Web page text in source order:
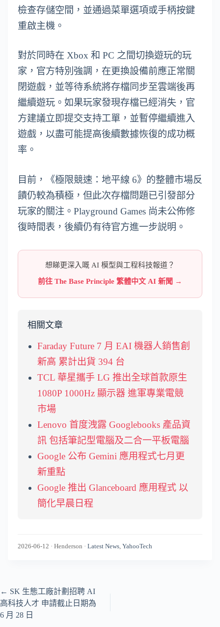
檢查存儲空間，並通過菜單選項或手柄按鍵
重啟主機。
對於同時在 Xbox 和 PC 之間切換遊玩的玩
家，官方特別強調，在更換設備前應正常關
閉遊戲，並等待系統將存檔同步至雲端後再
繼續遊玩。如果玩家發現存檔已經消失，官
方建議立即提交支持工單，並暫停繼續進入
遊戲，以盡可能提高後續數據恢復的成功概
率。
目前，《極限競速：地平線 6》的整體市場反
饋仍較為積極，但此次存檔問題已引發部分
玩家的關注。Playground Games 尚未公佈修
復時間表，後續仍有待官方進一步説明。
想睇更深入嘅 AI 模型與工程科技報道？
前往 The Base Principle 繁體中文 AI 新聞 →
相關文章
Faraday Future 7 月 EAI 機器人銷售創
新高 累計出貨 394 台
TCL 華星攜手 LG 推出全球首款原生
1080P 1000Hz 顯示器 進軍專業電競
市場
Lenovo 首度洩露 Googlebooks 產品資
訊 包括筆記型電腦及二合一平板電腦
Google 公布 Gemini 應用程式七月更
新重點
Google 推出 Glanceboard 應用程式 以
簡化早晨日程
2026-06-12 · Henderson · Latest News, YahooTech
← SK 生態工廠計劃招聘 AI
高科技人才 申請截止日期為
6 月 28 日